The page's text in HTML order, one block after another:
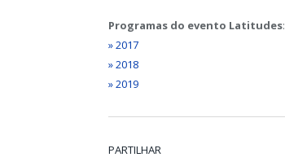
Programas do evento Latitudes:
» 2017
» 2018
» 2019
PARTILHAR